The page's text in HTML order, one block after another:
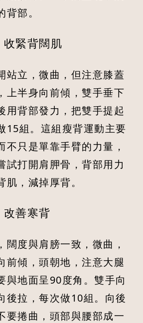
部。
緊背闊肌
站立，微曲，但注意膝蓋
上半身向前傾，雙手垂下
用背部發力，把雙手提起
15組。這組瘦背運動主要
不只是單靠手臂的力量，
試打開肩胛骨，背部用力
，減掉厚背。
善寒背
闊度與肩膀一致，微曲，
前傾，頭朝地，注意大腿
與地面呈90度角。雙手向
後拉，每次做10組。向後
要捲曲，頭部與腰部成一